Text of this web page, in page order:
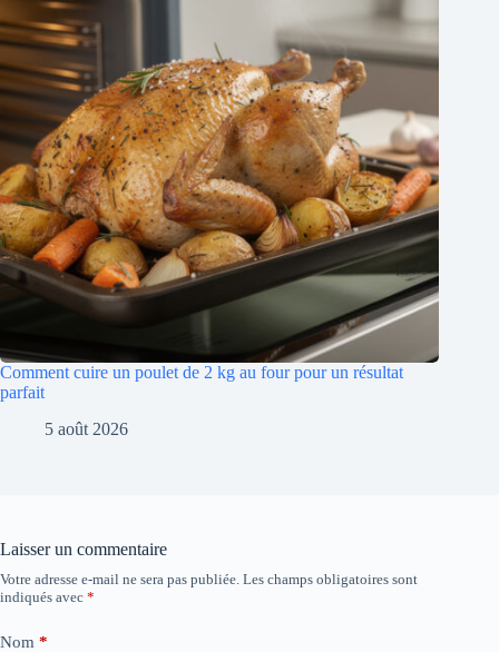
Comment cuire un poulet de 2 kg au four pour un résultat
parfait
5 août 2026
Laisser un commentaire
Votre adresse e-mail ne sera pas publiée. Les champs obligatoires sont
indiqués avec *
Nom *